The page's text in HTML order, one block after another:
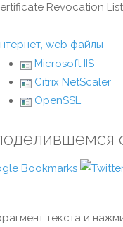
Revocation
web файлы
Microsoft IIS
Citrix NetScaler
OpenSSL
текста и